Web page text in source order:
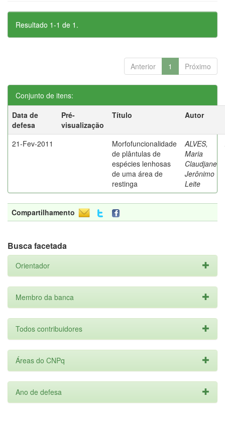
Resultado 1-1 de 1.
Anterior 1 Próximo
Conjunto de itens:
Data de
defesa
Pré-
visualização
Título Autor
21-Fev-2011
Morfofuncionalidade
de plântulas de
espécies lenhosas
de uma área de
restinga
ALVES,
Maria
Claudjane
Jerônimo
Leite
Compartilhamento
Busca facetada
Orientador
Membro da banca
Todos contribuidores
Áreas do CNPq
Ano de defesa